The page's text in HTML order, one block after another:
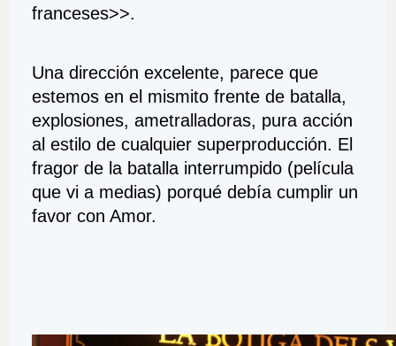
franceses>>.
Una dirección excelente, parece que
estemos en el mismito frente de batalla,
explosiones, ametralladoras, pura acción
al estilo de cualquier superproducción. El
fragor de la batalla interrumpido (película
que vi a medias) porqué debía cumplir un
favor con Amor.